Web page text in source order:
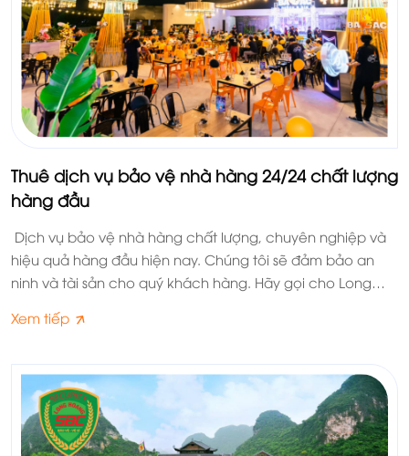
Thuê dịch vụ bảo vệ nhà hàng 24/24 chất lượng
hàng đầu
Dịch vụ bảo vệ nhà hàng chất lượng, chuyên nghiệp và
hiệu quả hàng đầu hiện nay. Chúng tôi sẽ đảm bảo an
ninh và tài sản cho quý khách hàng. Hãy gọi cho Long
Xem tiếp